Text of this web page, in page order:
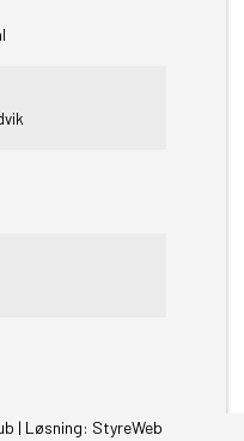
| Løsning: StyreWeb